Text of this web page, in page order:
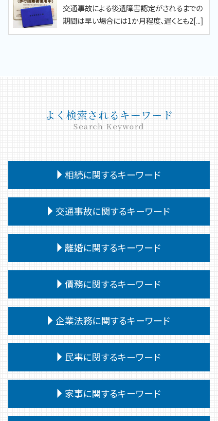
交通事故による後遺障害認定がされるまでの
期間は早い場合には1か月程度、遅くとも2[...]
よく検索されるキーワード
Search Keyword
相続に関するキーワード
相続 遺産分割協議書
相続 問題
相続 遺留分 兄弟
相続放棄 デメリット
相続 遺言書 書き方
相続 遺言
特別受益 持ち戻し
相続 会ったこともない
相続 受け取り方
相続 受け取らない
相続放棄手続き 生前
交通事故に関するキーワード
交通事故 過失割合 10対0
交通事故 慰謝料 通院日数
交通事故 相手 ごねる
交通事故 代車費用 過失割合
交通事故 強い 弁護士
交通事故 治療費 過失割合
交通事故 過失割合 納得いかない
交通事故 慰謝料 通院 6ヶ月
交通事故 訴訟
離婚に関するキーワード
離婚 協議書
親権 父親 勝ち取る
離婚 相手が拒否
離婚 決めること
離婚 文書 公正証書
離婚 教育費
離婚 子なし
債務に関するキーワード
自己破産 条件
自己破産 期間
債務整理 デメリット
任意整理 個人再生 違い
任意整理 個人再生
企業法務に関するキーワード
紛争対応
企業法務
企業法務 重要性
民事に関するキーワード
民事調停 流れ家事に関するキーワード